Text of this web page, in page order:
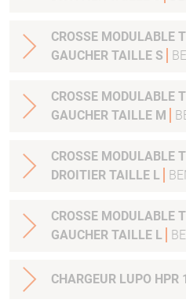
CROSSE MODULABLE
GAUCHER TAILLE S
CROSSE MODULABLE
GAUCHER TAILLE M
CROSSE MODULABLE
DROITIER TAILLE L
CROSSE MODULABLE
GAUCHER TAILLE L
CHARGEUR LUPO